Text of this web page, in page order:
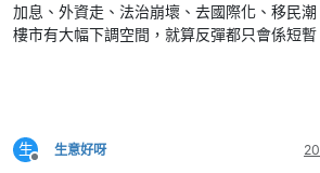
加息、外資走、法治崩壞、去國際化、移民潮
樓市有大幅下調空間，就算反彈都只會係短暫
生
離線
生意好呀